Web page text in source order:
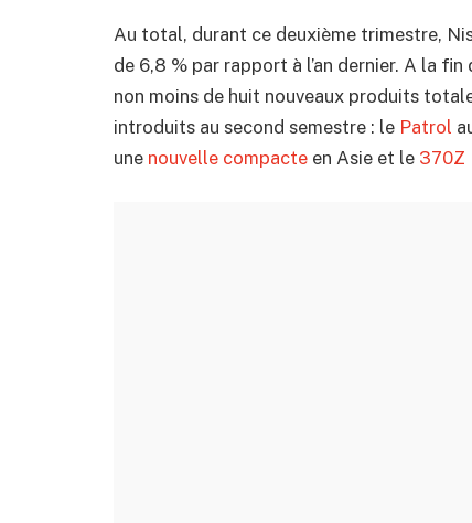
Au total, durant ce deuxième trimestre,
de 6,8 % par rapport à l’an dernier. A la fin
non moins de huit nouveaux produits
introduits au second semestre : le Patrol
une nouvelle compacte en Asie et le 370Z